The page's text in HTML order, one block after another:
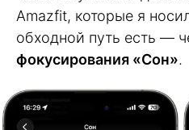
Amazfit, которые я
обходной путь есть —
фокусирования «Сон».